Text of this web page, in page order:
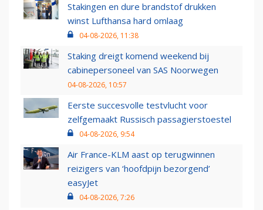
Stakingen en dure brandstof drukken
winst Lufthansa hard omlaag
04-08-2026, 11:38
Staking dreigt komend weekend bij
cabinepersoneel van SAS Noorwegen
04-08-2026, 10:57
Eerste succesvolle testvlucht voor
zelfgemaakt Russisch passagierstoestel
04-08-2026, 9:54
Air France-KLM aast op terugwinnen
reizigers van ‘hoofdpijn bezorgend’
easyJet
04-08-2026, 7:26